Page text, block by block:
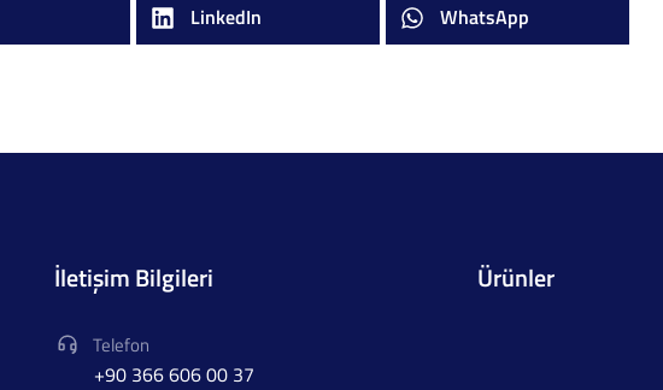
LinkedIn WhatsApp
İletişim Bilgileri
Telefon
+90 366 606 00 37
Ürünler